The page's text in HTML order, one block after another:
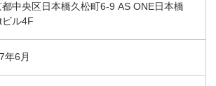
都中央区日本橋久松町6-9 AS ONE日本橋
ビル4F
年6月